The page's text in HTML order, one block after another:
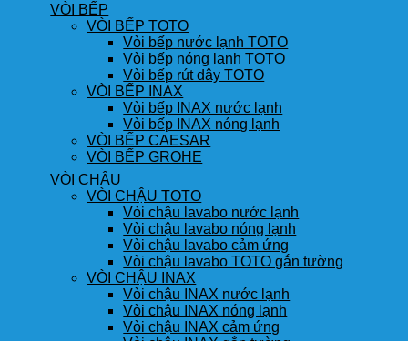
VÒI BẾP
VÒI BẾP TOTO
Vòi bếp nước lạnh TOTO
Vòi bếp nóng lạnh TOTO
Vòi bếp rút dây TOTO
VÒI BẾP INAX
Vòi bếp INAX nước lạnh
Vòi bếp INAX nóng lạnh
VÒI BẾP CAESAR
VÒI BẾP GROHE
VÒI CHẬU
VÒI CHẬU TOTO
Vòi chậu lavabo nước lạnh
Vòi chậu lavabo nóng lạnh
Vòi chậu lavabo cảm ứng
Vòi chậu lavabo TOTO gắn tường
VÒI CHẬU INAX
Vòi chậu INAX nước lạnh
Vòi chậu INAX nóng lạnh
Vòi chậu INAX cảm ứng